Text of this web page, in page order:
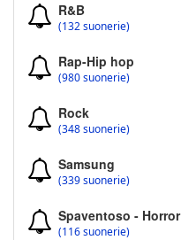
R&B
(132 suonerie)
Rap-Hip hop
(980 suonerie)
Rock
(348 suonerie)
Samsung
(339 suonerie)
Spaventoso - Horror
(116 suonerie)